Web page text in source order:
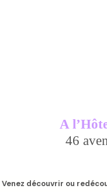
A
46
Venez découvrir ou